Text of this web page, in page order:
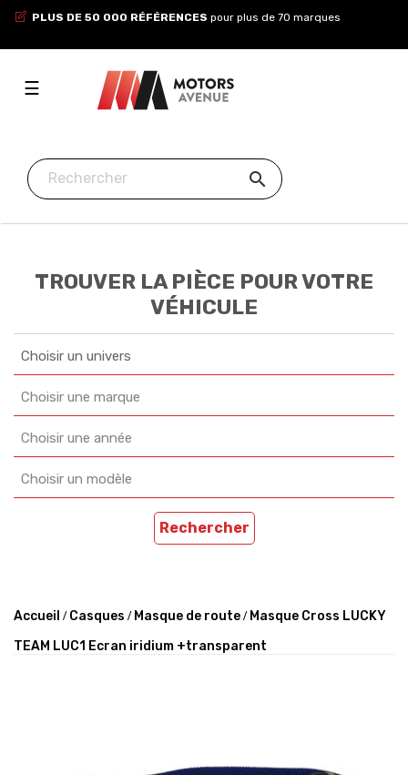
PLUS DE 50 000 RÉFÉRENCES pour plus de 70 marques
Toggle
navigation
☰

TROUVER LA PIÈCE POUR VOTRE
VÉHICULE
Choisir un univers
Choisir une marque
Choisir une année
Choisir un modèle
Rechercher
Accueil Casques Masque de route
Masque Cross LUCKY
TEAM LUC1 Ecran iridium +transparent